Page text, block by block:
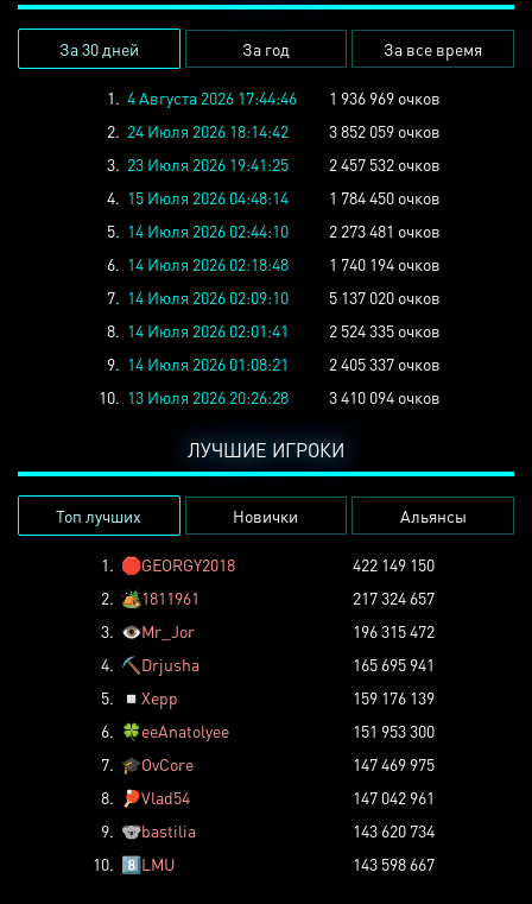
За 30 дней За год За все время
1. 4 Августа 2026 17:44:46
1 936 969 очков
2. 24 Июля 2026 18:14:42
3 852 059 очков
3. 23 Июля 2026 19:41:25
2 457 532 очков
4. 15 Июля 2026 04:48:14
1 784 450 очков
5. 14 Июля 2026 02:44:10
2 273 481 очков
6. 14 Июля 2026 02:18:48
1 740 194 очков
7. 14 Июля 2026 02:09:10
5 137 020 очков
8. 14 Июля 2026 02:01:41
2 524 335 очков
9. 14 Июля 2026 01:08:21
2 405 337 очков
10. 13 Июля 2026 20:26:28 3 410 094 очков
ЛУЧШИЕ ИГРОКИ
Топ лучших Новички Альянсы
1. 🛑GEORGY2018
422 149 150
2. 🏕️1811961
217 324 657
3. 👁️Mr_Jor
196 315 472
4. ⛏️ Drjusha
165 695 941
5.
◽ Xepp
159 176 139
6. 🍀eeAnatolyee
151 953 300
7. 🎓OvCore
147 469 975
8.
🏓Vlad54
147 042 961
9. 🐨bastilia
143 620 734
10. 8️⃣LMU 143 598 667